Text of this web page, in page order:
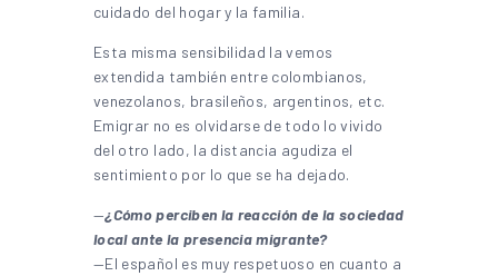
cuidado del hogar y la familia.
Esta misma sensibilidad la vemos
extendida también entre colombianos,
venezolanos, brasileños, argentinos, etc.
Emigrar no es olvidarse de todo lo vivido
del otro lado, la distancia agudiza el
sentimiento por lo que se ha dejado.
—¿Cómo perciben la reacción de la sociedad
local ante la presencia migrante?
—El español es muy respetuoso en cuanto a